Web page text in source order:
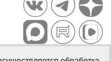
2007–2026